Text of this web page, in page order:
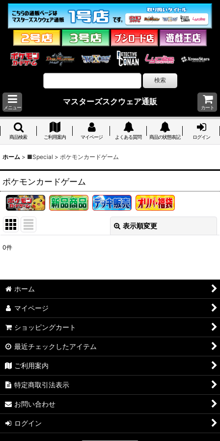
メニュー
マスターズスクウェア通販
カート
商品検索 ご利用案内 マイページ よくある質問 商品の状態表記 ログイン
ホーム > ■Special > ポケモンカードゲーム
ポケモンカードゲーム
表示順変更
並び順:
0件
ホーム
マイページ
ショッピングカート
最近チェックしたアイテム
ご利用案内
特定商取引法表示
お問い合わせ
ログイン